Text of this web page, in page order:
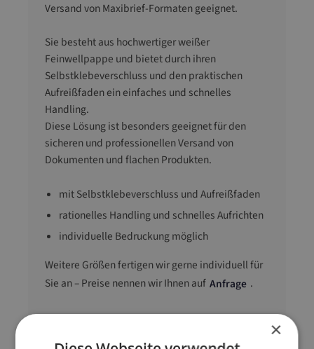
Versand von Maxibrief-Formaten geeignet.
Sie besteht aus hochwertiger weißer
Feinwellpappe und bietet durch ihren
Selbstklebeverschluss und den praktischen
Aufreißfaden ein einfaches und schnelles
Handling.
Diese Lösung ist besonders geeignet für den
sicheren und professionellen Versand von
Dokumenten und flachen Produkten.
mit Selbstklebeverschluss und Aufreißfaden
rationelles Handling und schnelles Aufrichten
individuelle Bedruckung möglich
Weitere Größen fertigen wir gerne individuell für
Sie an – Preise nennen wir Ihnen auf Anfrage .
×